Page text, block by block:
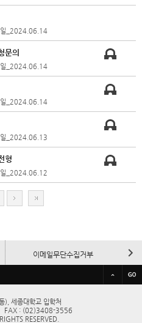
일_2024.06.14
문의
일_2024.06.14
일_2024.06.14
일_2024.06.13
형
일_2024.06.12
다
마
다
이메일무단수집거부
대학정보공시
사이트맵
바
로
세종대학교 입학처
: (02)3408-3556
RESERVED.